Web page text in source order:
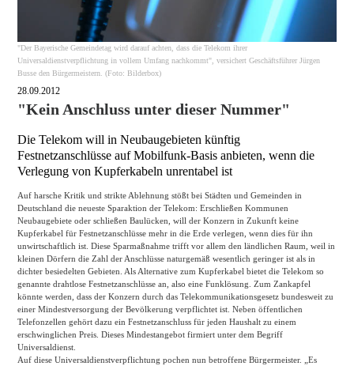
"Der Bayerische Gemeindetag wird darauf achten, dass die Telekom ihrer
Universaldienstverpflichtung in vollem Umfang nachkommt", versichert Geschäftsführer Jürgen
Busse den Bürgermeistern. (Foto: Bilderbox)
28.09.2012
"Kein Anschluss unter dieser Nummer"
Die Telekom will in Neubaugebieten künftig
Festnetzanschlüsse auf Mobilfunk-Basis anbieten, wenn die
Verlegung von Kupferkabeln unrentabel ist
Auf harsche Kritik und strikte Ablehnung stößt bei Städten und Gemeinden in
Deutschland die neueste Sparaktion der Telekom: Erschließen Kommunen
Neubaugebiete oder schließen Baulücken, will der Konzern in Zukunft keine
Kupferkabel für Festnetzanschlüsse mehr in die Erde verlegen, wenn dies für ihn
unwirtschaftlich ist. Diese Sparmaßnahme trifft vor allem den ländlichen Raum, weil in
kleinen Dörfern die Zahl der Anschlüsse naturgemäß wesentlich geringer ist als in
dichter besiedelten Gebieten. Als Alternative zum Kupferkabel bietet die Telekom so
genannte drahtlose Festnetzanschlüsse an, also eine Funklösung. Zum Zankapfel
könnte werden, dass der Konzern durch das Telekommunikationsgesetz bundesweit zu
einer Mindestversorgung der Bevölkerung verpflichtet ist. Neben öffentlichen
Telefonzellen gehört dazu ein Festnetzanschluss für jeden Haushalt zu einem
erschwinglichen Preis. Dieses Mindestangebot firmiert unter dem Begriff
Universaldienst.
Auf diese Universaldienstverpflichtung pochen nun betroffene Bürgermeister. „Es